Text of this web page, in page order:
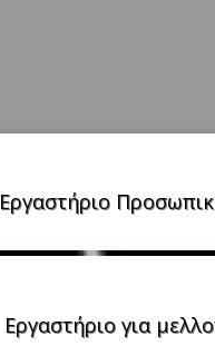
Εργαστήριο
Εργαστήριο για